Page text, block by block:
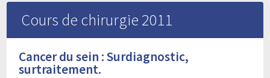
Cours de chirurgie 2011
Cancer du sein : Surdiagnostic,
surtraitement.